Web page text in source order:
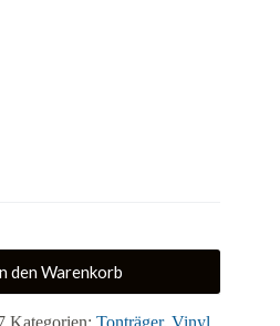
den Warenkorb